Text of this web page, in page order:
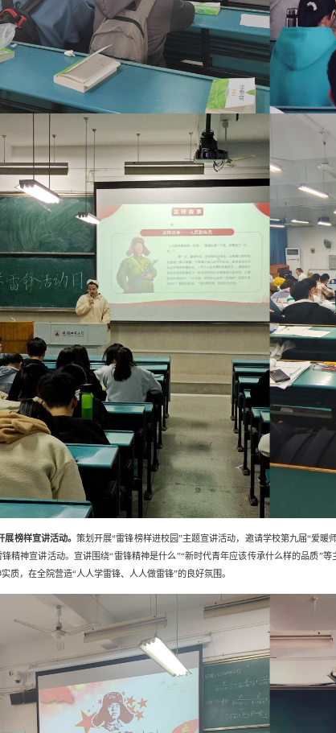
展榜样宣讲活动。策划开展“雷锋榜样进校园”主题宣讲活动，邀请学校第九届“爱
锋精神宣讲活动。宣讲围绕“雷锋精神是什么”“新时代青年应该传承什么样的品质”
质，在全院营造“人人学雷锋、人人做雷锋”的良好氛围。